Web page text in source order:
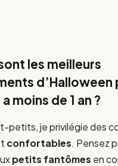
les meilleurs
d’Halloween
moins de 1 an ?
petits, je privilégie des
confortables. Pensez
petits fantômes en